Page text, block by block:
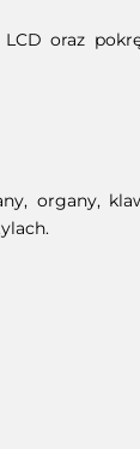
oraz
organy,